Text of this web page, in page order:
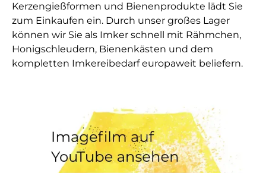
Kerzengießformen und Bienenprodukte lädt Sie
zum Einkaufen ein. Durch unser großes Lager
können wir Sie als Imker schnell mit Rähmchen,
Honigschleudern, Bienenkästen und dem
kompletten Imkereibedarf europaweit beliefern.